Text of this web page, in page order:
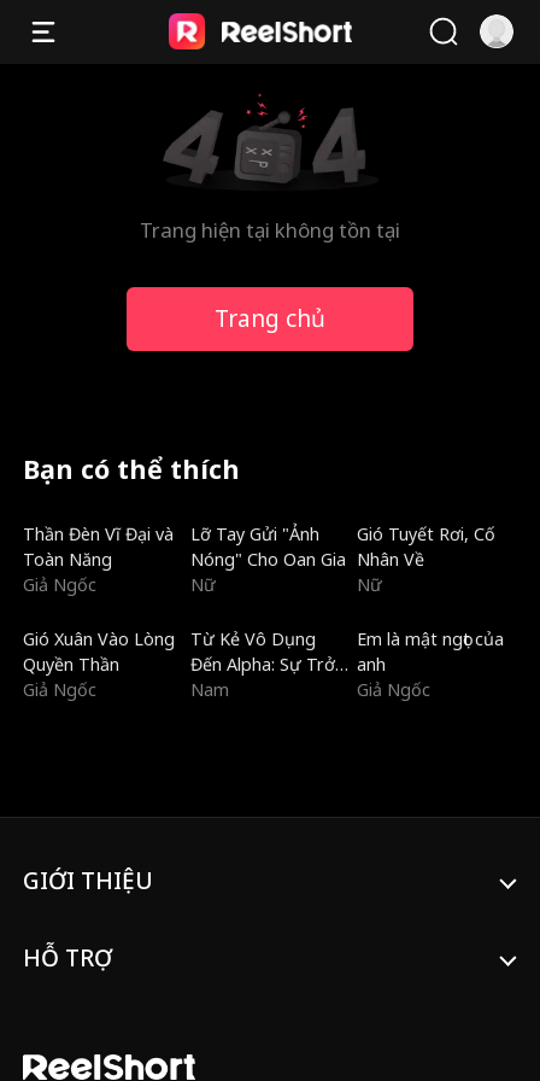
Trang hiện tại không tồn tại
Trang chủ
Bạn có thể thích
Thần Đèn Vĩ Đại và
Toàn Năng
Giả Ngốc
Lỡ Tay Gửi "Ảnh
Nóng" Cho Oan Gia
Nữ
Gió Tuyết Rơi, Cố
Nhân Về
Nữ
Gió Xuân Vào Lòng
Quyền Thần
Giả Ngốc
Từ Kẻ Vô Dụng
Đến Alpha: Sự Trở
Lại Của Vua Sói
Nam
Em là mật ngọt của
anh
Giả Ngốc
GIỚI THIỆU
HỖ TRỢ